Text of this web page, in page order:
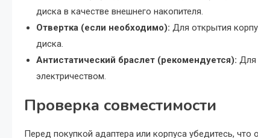
диска в качестве внешнего накопителя.
Отвертка (если необходимо): Для открытия
диска.
Антистатический браслет (рекомендуется): Для
электричеством.
Проверка совместимости
Перед покупкой адаптера или корпуса убедитесь,